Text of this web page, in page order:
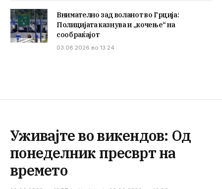
Внимателно зад воланот во Грција:
Полицијата казнува и „кочење“ на
сообраќајот
03.08.2026 во 13:24
Уживајте во викендов: Од
понеделник пресврт на
времето